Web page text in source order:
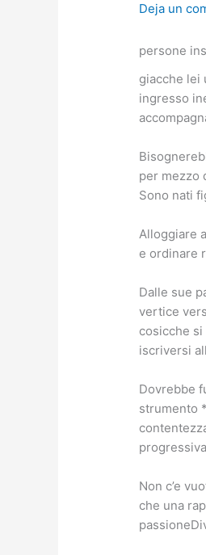
Deja un
persone
giacche lei
ingresso
per mezzo
Sono nati
Alloggiare
e ordinare
Dalle sue
vertice
cosicche
iscriversi
Dovrebbe
strumento
Non c’e
che una